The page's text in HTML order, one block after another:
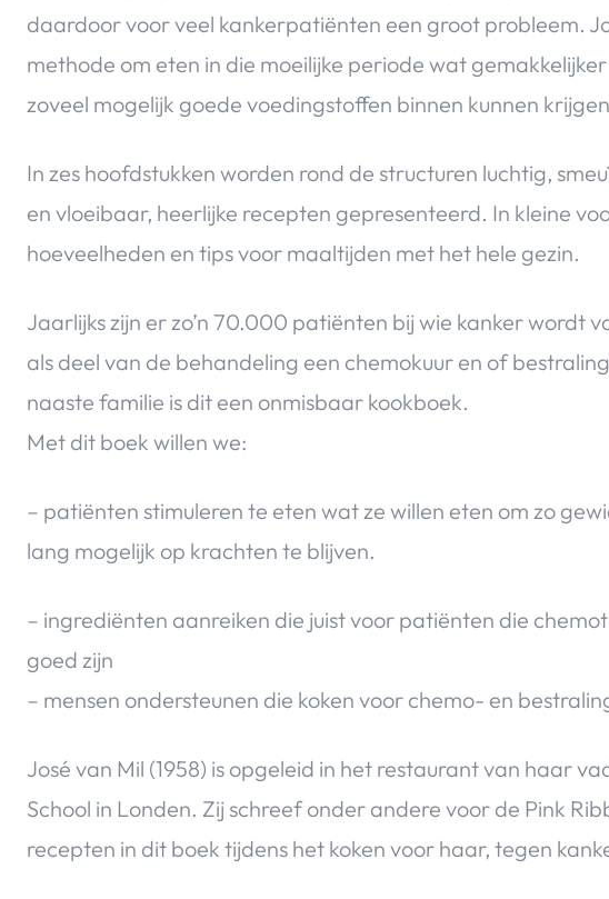
Huis & Tuin
Nieuws & Media
daardoor voor veel kankerpatiënten een groot probleem.
methode om eten in die moeilijke periode wat
zoveel mogelijk goede voedingstoffen binnen kunnen
In zes hoofdstukken worden rond de structuren luchtig,
en vloeibaar, heerlijke recepten gepresenteerd. In kleine
hoeveelheden en tips voor maaltijden met het hele gezin.
Jaarlijks zijn er zo’n 70.000 patiënten bij wie kanker wordt
als deel van de behandeling een chemokuur en of
naaste familie is dit een onmisbaar kookboek.
Met dit boek willen we:
– patiënten stimuleren te eten wat ze willen eten om zo
lang mogelijk op krachten te blijven.
– ingrediënten aanreiken die juist voor patiënten die
goed zijn
– mensen ondersteunen die koken voor chemo- en
José van Mil (1958) is opgeleid in het restaurant van haar
School in Londen. Zij schreef onder andere voor de Pink
recepten in dit boek tijdens het koken voor haar, tegen